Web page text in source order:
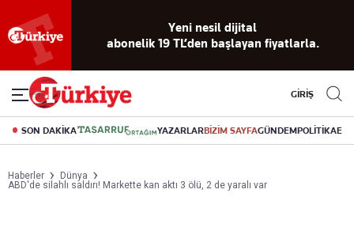
Yeni nesil dijital
abonelik 19 TL’den başlayan fiyatlarla.
GİRİŞ
SON DAKİKA YAZARLARBİZİM SAYFAGÜNDEMPOLİTİKA
Haberler
Dünya
ABD'de silahlı saldırı! Markette kan aktı 3 ölü, 2 de yaralı var